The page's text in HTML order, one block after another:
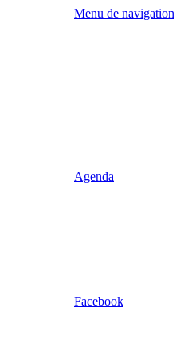
Menu de navigation
Agenda
Facebook